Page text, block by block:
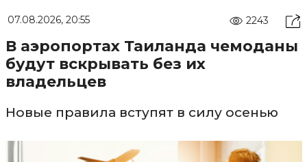
07.08.2026, 20:55 2243
В аэропортах Таиланда чемоданы
будут вскрывать без их
владельцев
Новые правила вступят в силу осенью